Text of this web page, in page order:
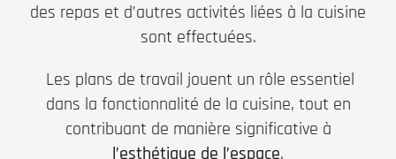
des repas et d’autres activités liées à la cuisine
sont effectuées.
Les plans de travail jouent un rôle essentiel
dans la fonctionnalité de la cuisine, tout en
contribuant de manière significative à
l’esthétique de l’espace.